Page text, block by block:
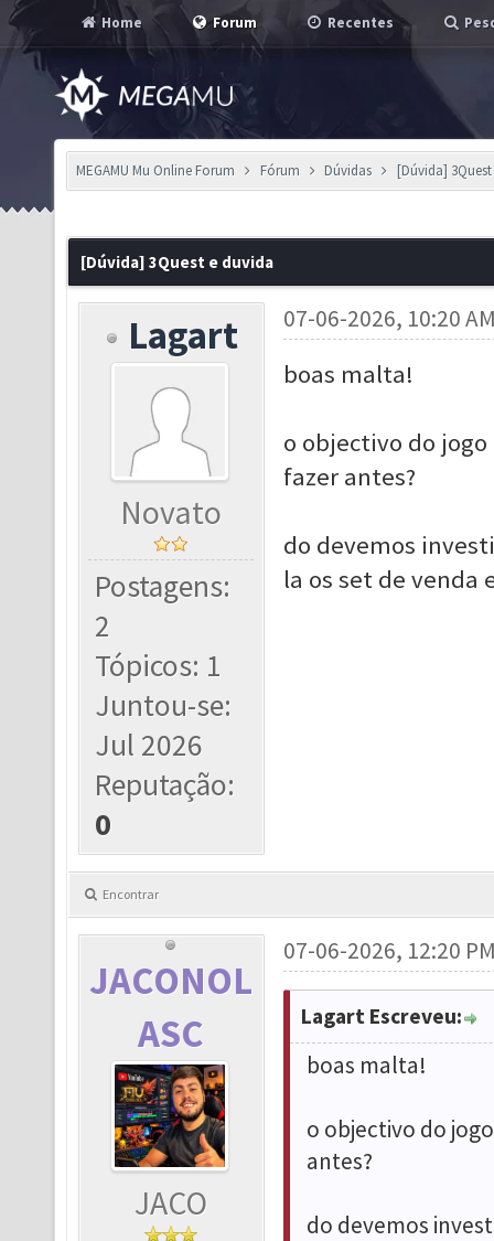
Home Forum Recentes
MEGAMU Mu Online Forum Fórum Dúvidas [Dúvida]
[Dúvida] 3Quest e duvida
Lagart
Novato
Postagens:
2
Tópicos: 1
Juntou-se:
Jul 2026
Reputação:
0
07-06-2026, 10:20
boas malta!
o objectivo do jogo
fazer antes?
do devemos
la os set de venda
Encontrar
JACONOL
ASC
JACO
07-06-2026, 12:20
Lagart Escreveu:
boas malta!
o objectivo do
antes?
do devemos